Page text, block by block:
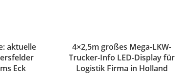
aktuelle
Eck
4×2,5m großes Mega-LKW-
Trucker-Info LED-Display für
Logistik Firma in Holland